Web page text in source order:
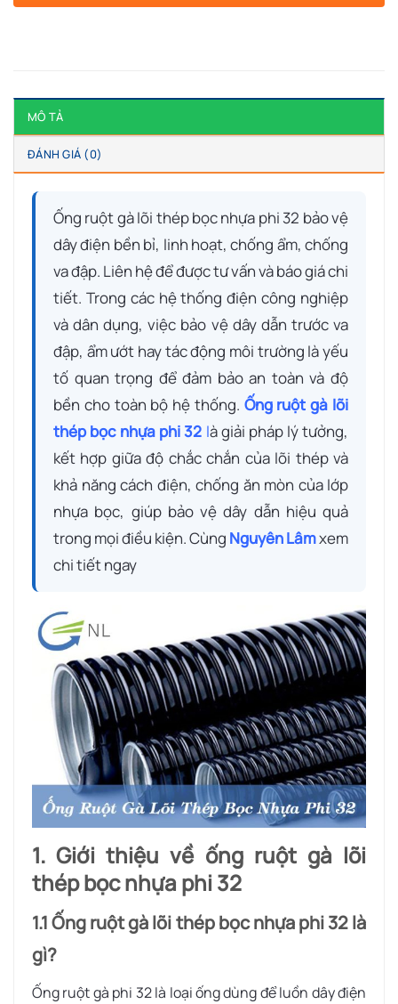
MÔ TẢ
ĐÁNH GIÁ (0)
Ống ruột gà lõi thép bọc nhựa phi 32 bảo vệ
dây điện bền bỉ, linh hoạt, chống ẩm, chống
va đập. Liên hệ để được tư vấn và báo giá chi
tiết. Trong các hệ thống điện công nghiệp
và dân dụng, việc bảo vệ dây dẫn trước va
đập, ẩm ướt hay tác động môi trường là yếu
tố quan trọng để đảm bảo an toàn và độ
bền cho toàn bộ hệ thống. Ống ruột gà lõi
thép bọc nhựa phi 32 là giải pháp lý tưởng,
kết hợp giữa độ chắc chắn của lõi thép và
khả năng cách điện, chống ăn mòn của lớp
nhựa bọc, giúp bảo vệ dây dẫn hiệu quả
trong mọi điều kiện. Cùng Nguyên Lâmxem
chi tiết ngay
1. Giới thiệu về ống ruột gà lõi
thép bọc nhựa phi 32
1.1 Ống ruột gà lõi thép bọc nhựa phi 32 là
gì?
Ống ruột gà phi 32 là loại ống dùng để luồn dây điện